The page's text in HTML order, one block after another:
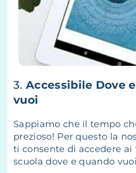
3. Accessibile Dove
vuoi
Sappiamo che il tempo
prezioso! Per questo la
ti consente di accedere ai
scuola dove e quando